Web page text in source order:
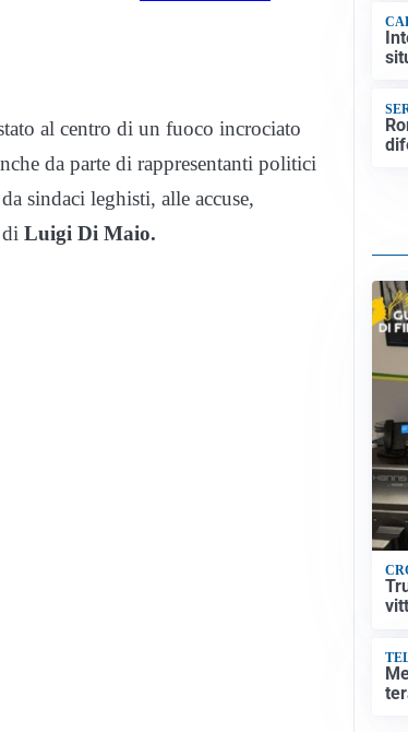
al centro di un fuoco incrociato
da parte di rappresentanti politici
sindaci leghisti, alle accuse,
Luigi Di Maio.